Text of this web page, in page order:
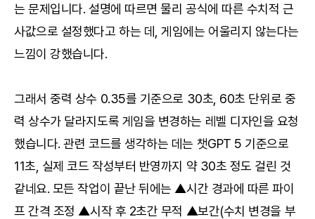
는 문제입니다. 설명에 따르면 물리 공식에 따른 수치적 근
사값으로 설정했다고 하는 데, 게임에는 어울리지 않는다는
느낌이 강했습니다.
그래서 중력 상수 0.35를 기준으로 30초, 60초 단위로 중
력 상수가 달라지도록 게임을 변경하는 레벨 디자인을 요청
했습니다. 관련 코드를 생각하는 데는 챗GPT 5 기준으로
11초, 실제 코드 작성부터 반영까지 약 30초 정도 걸린 것
같네요. 모든 작업이 끝난 뒤에는 ▲시간 경과에 따른 파이
프 간격 조정 ▲시작 후 2초간 무적 ▲보간(수치 변경을 부